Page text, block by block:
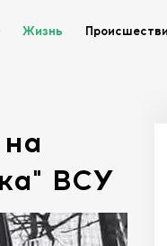
Жизнь
ВСУ